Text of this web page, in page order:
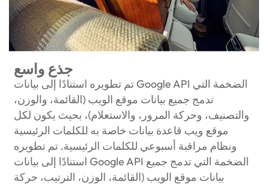
جذع واسع
تم تطويره استنادًا إلى بيانات Google API الضخمة التي
تدمج جميع بيانات موقع الويب (القائمة، والوزن،
والتصنيف، وحركة المرور، والاستعلام)، بحيث يكون لكل
موقع ويب قاعدة بيانات خاصة به للكلمات الرئيسية
ونظام مراقبة أسبوعي للكلمات الرئيسية. تم تطويره
استنادًا إلى بيانات Google API الضخمة التي تدمج جميع
بيانات موقع الويب (القائمة، الوزن، الترتيب، حركة